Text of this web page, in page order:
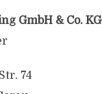
GmbH & Co. KG
74